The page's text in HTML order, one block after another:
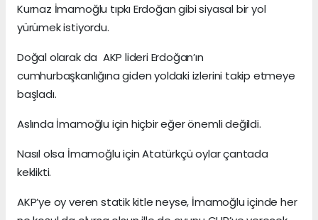
Kurnaz İmamoğlu tıpkı Erdoğan gibi siyasal bir yol
yürümek istiyordu.
Doğal olarak da AKP lideri Erdoğan’ın
cumhurbaşkanlığına giden yoldaki izlerini takip etmeye
başladı.
Aslında İmamoğlu için hiçbir eğer önemli değildi.
Nasıl olsa İmamoğlu için Atatürkçü oylar çantada
keklikti.
AKP’ye oy veren statik kitle neyse, İmamoğlu içinde her